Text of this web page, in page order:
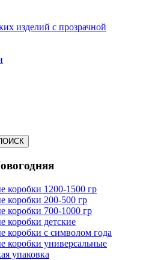
изделий с прозрачной
коробки 1200-1500 гр
коробки 200-500 гр
коробки 700-1000 гр
коробки детские
коробки с символом года
коробки универсальные
упаковка